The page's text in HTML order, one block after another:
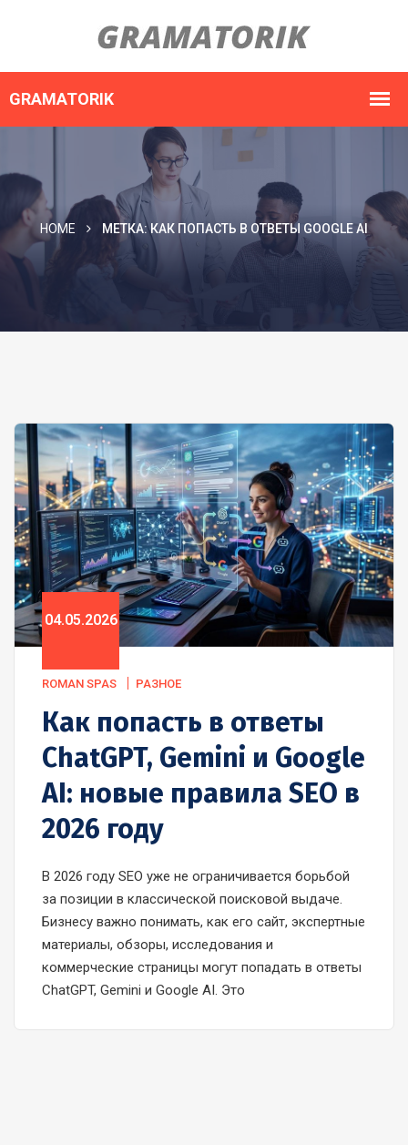
HOME МЕТКА:КАК ПОПАСТЬ В ОТВЕТЫ GOOGLE AI
04.05.2026
ROMAN SPAS РАЗНОЕ
Как попасть в ответы
ChatGPT, Gemini и Google
AI: новые правила SEO в
2026 году
В 2026 году SEO уже не ограничивается борьбой
за позиции в классической поисковой выдаче.
Бизнесу важно понимать, как его сайт, экспертные
материалы, обзоры, исследования и
коммерческие страницы могут попадать в ответы
ChatGPT, Gemini и Google AI. Это